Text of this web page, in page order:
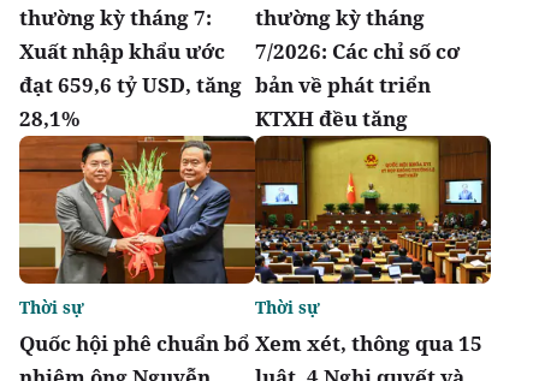
thường kỳ tháng 7:
Xuất nhập khẩu ước
đạt 659,6 tỷ USD, tăng
28,1%
thường kỳ tháng
7/2026: Các chỉ số cơ
bản về phát triển
KTXH đều tăng
Quốc hội phê chuẩn bổ
Thời sự
Xem xét, thông qua 15
Thời sự